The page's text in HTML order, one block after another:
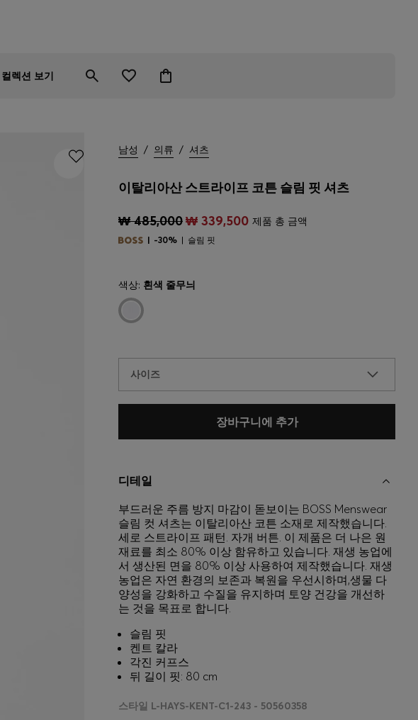
컬렉션 보기
남성 / 의류 / 셔츠
이탈리아산 스트라이프 코튼 슬림 핏 셔츠
₩ 485,000₩ 339,500 제품 총 금액
-30% 슬림 핏
색상: 흰색 줄무늬
사이즈
장바구니에 추가
디테일
부드러운 주름 방지 마감이 돋보이는 BOSS Menswear
슬림 컷 셔츠는 이탈리아산 코튼 소재로 제작했습니다.
세로 스트라이프 패턴. 자개 버튼. 이 제품은 더 나은 원
재료를 최소 80% 이상 함유하고 있습니다. 재생 농업에
서 생산된 면을 80% 이상 사용하여 제작했습니다. 재생
농업은 자연 환경의 보존과 복원을 우선시하며,생물 다
양성을 강화하고 수질을 유지하며 토양 건강을 개선하
는 것을 목표로 합니다.
슬림 핏
켄트 칼라
각진 커프스
뒤 길이 핏: 80 cm
스타일 L-HAYS-KENT-C1-243 - 50560358